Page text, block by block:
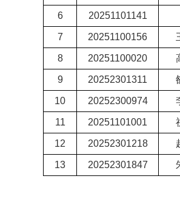
6 20251101141
7 20251100156
8 20251100020
9 20252301311
10 20252300974
11 20251101001
12 20252301218
13 20252301847